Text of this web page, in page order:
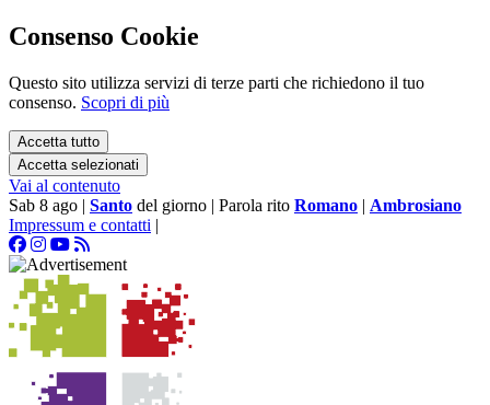
Consenso Cookie
Questo sito utilizza servizi di terze parti che richiedono il tuo
consenso. Scopri di più
Accetta tutto
Accetta selezionati
Vai al contenuto
Sab 8 ago | Santo del giorno | Parola rito Romano | Ambrosiano
Impressum e contatti |